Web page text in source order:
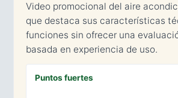
Video promocional del aire
que destaca sus características
funciones sin ofrecer una
basada en experiencia de uso.
Puntos fuertes